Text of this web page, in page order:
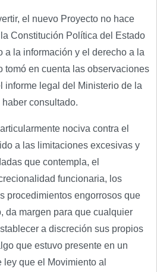
el nuevo Proyecto no hace
Constitución Política del Estado
a la información y el derecho a la
tomó en cuenta las observaciones
informe legal del Ministerio de la
consultado.
nociva contra el
a las limitaciones excesivas y
que contempla, el
funcionaria, los
procedimientos engorrosos que
da margen para que cualquier
a discreción sus propios
que estuvo presente en un
que el Movimiento al